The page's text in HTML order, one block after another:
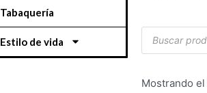
Tabaquería
Estilo de vida
Mostrando